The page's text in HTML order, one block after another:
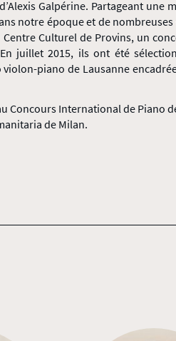
Galpérine. Partageant une
notre époque et de
Culturel de Provins, un
juillet 2015, ils ont été
piano de Lausanne
Concours International de Piano
de Milan.